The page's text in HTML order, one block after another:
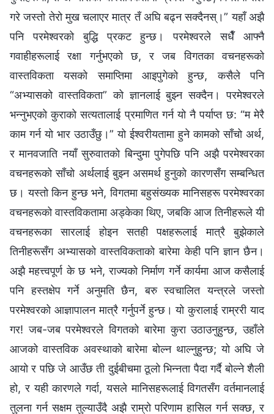
गरे जस्तो तेरो मुख चलाएर मात्र तँ अघि बढ्न सक्दैनस्।” यहाँ अझै
पनि परमेश्‍वरको बुद्धि प्रकट हुन्छ। परमेश्‍वरले सधैँ आफ्‍नै
गवाहीहरूलाई रक्षा गर्नुभएको छ, र जब विगतका वचनहरूको
वास्तविकता यसको समाप्तिमा आइपुगेको हुन्छ, कसैले पनि
“अभ्यासको वास्तविकता” को ज्ञानलाई बुझ्‍न सक्दैन। परमेश्‍वरले
भन्‍नुभएको कुराको सत्यतालाई प्रमाणित गर्न यो नै पर्याप्त छ: “म मेरै
काम गर्न यो भार उठाउँछु।” यो ईश्‍वरीयतामा हुने कामको साँचो अर्थ,
र मानवजाति नयाँ सुरुवातको बिन्दुमा पुगेपछि पनि अझै परमेश्‍वरका
वचनहरूको साँचो अर्थलाई बुझ्‍न असमर्थ हुनुको कारणसँग सम्‍बन्धित
छ। यस्तो किन हुन्छ भने, विगतमा बहुसंख्यक मानिसहरू परमेश्‍वरका
वचनहरूको वास्तविकतामा अड्केका थिए, जबकि आज तिनीहरूले यी
वचनहरूका सारलाई होइन सतही पक्षहरूलाई मात्रै बुझेकाले
तिनीहरूसँग अभ्यासको वास्तविकताको बारेमा केही पनि ज्ञान छैन।
अझै महत्त्वपूर्ण के छ भने, राज्यको निर्माण गर्ने कार्यमा आज कसैलाई
पनि हस्तक्षेप गर्ने अनुमति छैन, बरु स्वचालित यन्त्रले जस्तो
परमेश्‍वरको आज्ञापालन मात्रै गर्नुपर्ने हुन्छ। यो कुरालाई राम्ररी याद
गर! जब-जब परमेश्‍वरले विगतको बारेमा कुरा उठाउनुहुन्छ, उहाँले
आजको वास्तविक अवस्थाको बारेमा बोल्‍न थाल्‍नुहुन्छ; यो अघि जे
आयो र पछि जे आउँछ ती दुईबीचमा ठूलो भिन्‍नता पैदा गर्दै बोल्‍ने शैली
हो, र यही कारणले गर्दा, यसले मानिसहरूलाई विगतसँग वर्तमानलाई
तुलना गर्न सक्षम तुल्याउँदै अझै राम्रो परिणाम हासिल गर्न सक्छ, र